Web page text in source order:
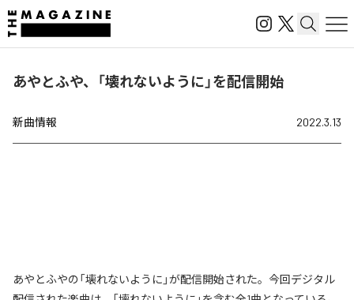
あやとふや、「壊れないように」を配信開始
新曲情報 2022.3.13
あやとふやの「壊れないように」が配信開始された。今回デジタル